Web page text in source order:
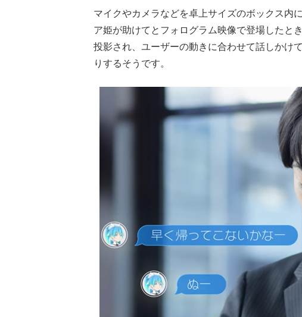
マイクやカメラなどを卓上サイズのボックス内
ア姫が助けてとフォログラム映像で登場したと
投影され、ユーザーの動きに合わせて話しかけ
りするそうです。